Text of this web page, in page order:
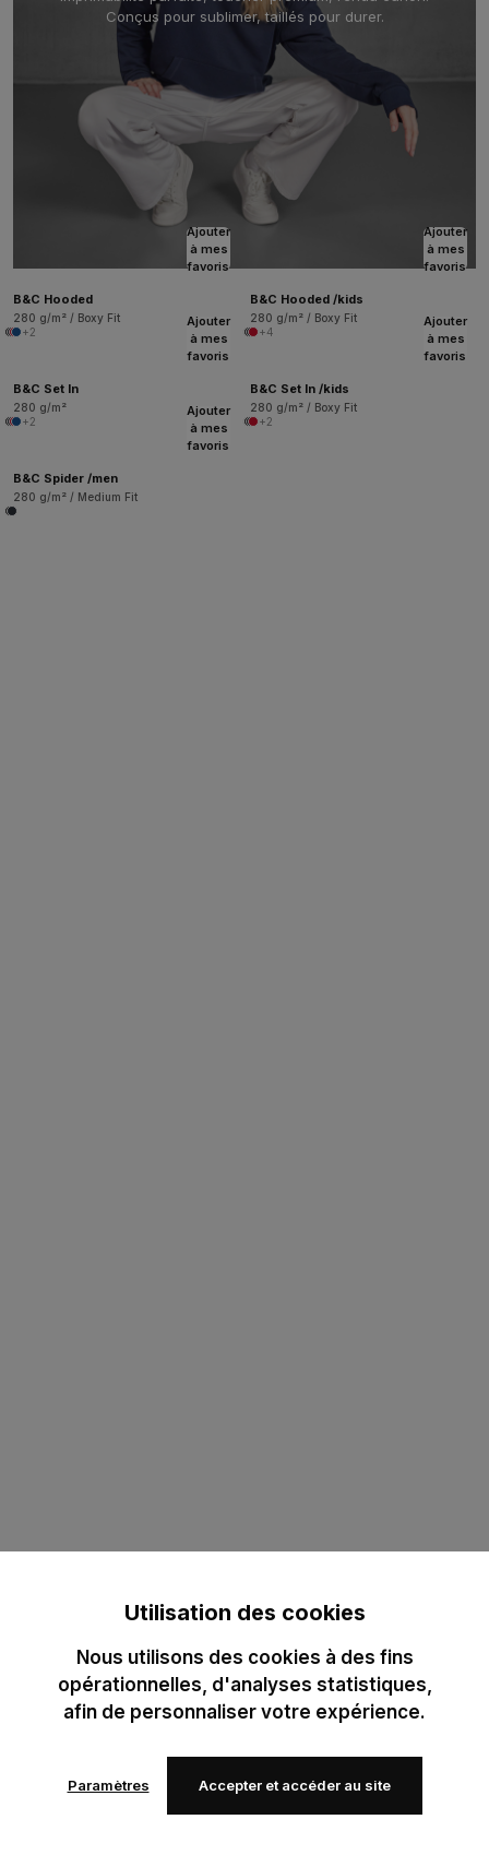
Conçus pour sublimer, taillés pour durer.
Ajouter
à mes
favoris
B&C Hooded
280 g/m² / Boxy Fit
+2
Ajouter
à mes
favoris
B&C Hooded /kids
280 g/m² / Boxy Fit
+4
Ajouter
à mes
favoris
B&C Set In
280 g/m²
+2
Ajouter
à mes
favoris
B&C Set In /kids
280 g/m² / Boxy Fit
+2
Ajouter
à mes
favoris
B&C Spider /men
280 g/m² / Medium Fit
Utilisation des cookies
Nous utilisons des cookies à des fins
opérationnelles, d'analyses statistiques,
afin de personnaliser votre expérience.
Paramètres Accepter et accéder au site